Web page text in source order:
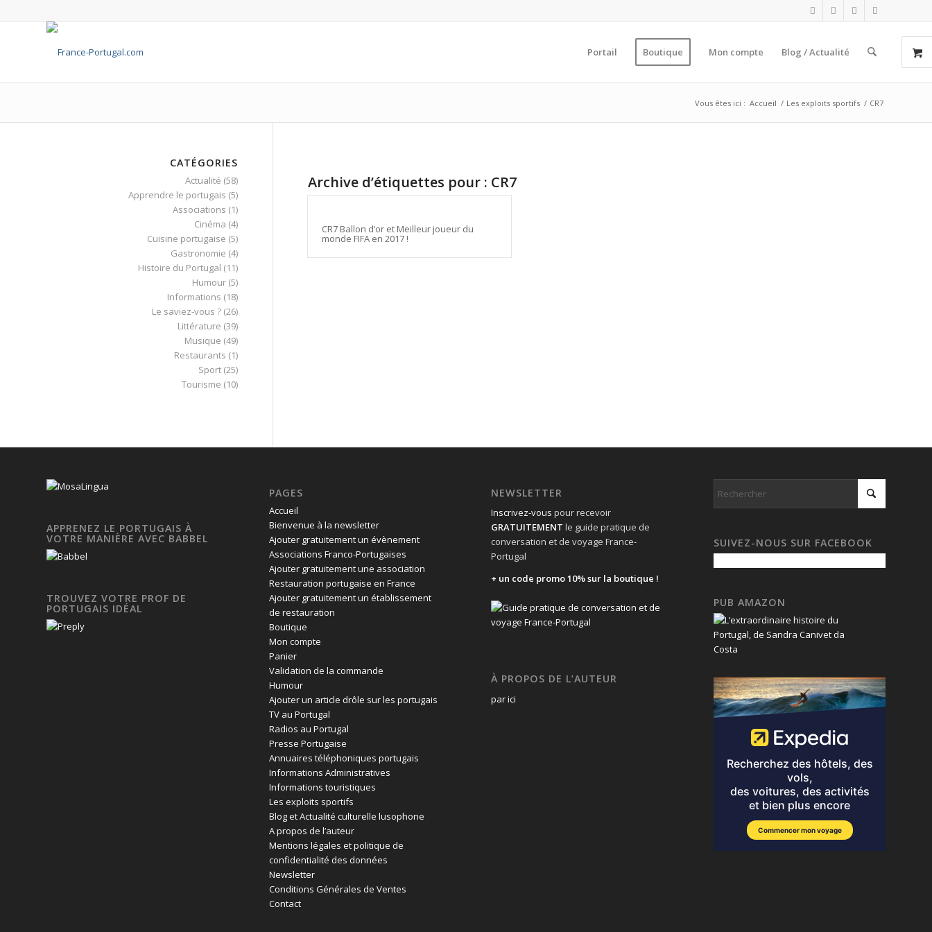
Portail Boutique Mon compte Blog / Actualité
Vous êtes ici : Accueil / Les exploits sportifs / CR7
Archive d’étiquettes pour : CR7
CR7 Ballon d’or et Meilleur joueur du
monde FIFA en 2017 !
CATÉGORIES
Actualité (58)
Apprendre le portugais (5)
Associations (1)
Cinéma (4)
Cuisine portugaise (5)
Gastronomie (4)
Histoire du Portugal (11)
Humour(5)
Informations (18)
Le saviez-vous ?(26)
Littérature (39)
Musique (49)
Restaurants (1)
Sport(25)
Tourisme (10)
APPRENEZ LE PORTUGAIS À
VOTRE MANIÈRE AVEC BABBEL
TROUVEZ VOTRE PROF DE
PORTUGAIS IDÉAL
PAGES
Accueil
Bienvenue à la newsletter
Ajouter gratuitement un évènement
Associations Franco-Portugaises
Ajouter gratuitement une association
Restauration portugaise en France
Ajouter gratuitement un établissement
de restauration
Boutique
Mon compte
Panier
Validation de la commande
Humour
Ajouter un article drôle sur les portugais
TV au Portugal
Radios au Portugal
Presse Portugaise
Annuaires téléphoniques portugais
Informations Administratives
Informations touristiques
Les exploits sportifs
Blog et Actualité culturelle lusophone
A propos de l’auteur
Mentions légales et politique de
confidentialité des données
Newsletter
Conditions Générales de Ventes
Contact
NEWSLETTER
Inscrivez-vous pour recevoir
GRATUITEMENT le guide pratique de
conversation et de voyage France-
Portugal
+ un code promo 10% sur la boutique !
À PROPOS DE L’AUTEUR
par ici
SUIVEZ-NOUS SUR FACEBOOK
PUB AMAZON